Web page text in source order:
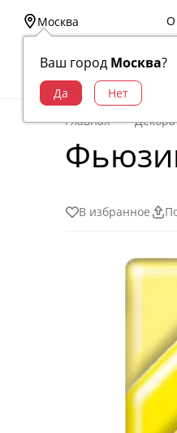
Москва
Ваш город Москва?
О
Витраж
Главная
В избранное